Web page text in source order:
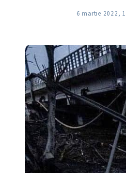
6 martie 2022,